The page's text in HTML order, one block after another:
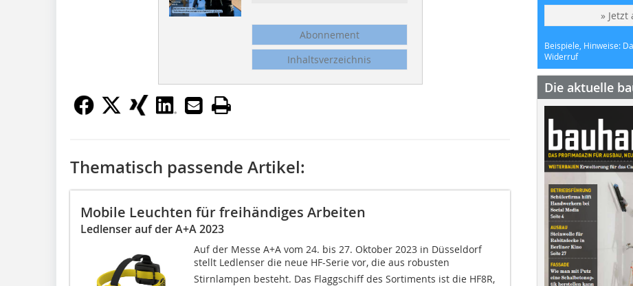
Abonnement
Inhaltsverzeichnis
Thematisch passende Artikel:
Mobile Leuchten für freihändiges Arbeiten
Ledlenser auf der A+A 2023
Auf der Messe A+A vom 24. bis 27. Oktober 2023 in Düsseldorf
stellt Ledlenser die neue HF-Serie vor, die aus robusten
Stirnlampen besteht. Das Flaggschiff des Sortiments ist die HF8R,
» Jetzt
Beispiele, Hinweise:
Widerruf
Die aktuelle